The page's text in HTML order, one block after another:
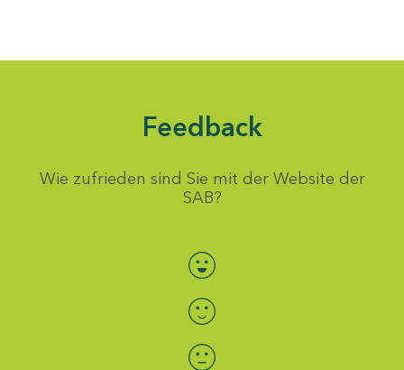
Feedback
Wie zufrieden sind Sie mit der Website der
SAB?
Bewertung auswählen